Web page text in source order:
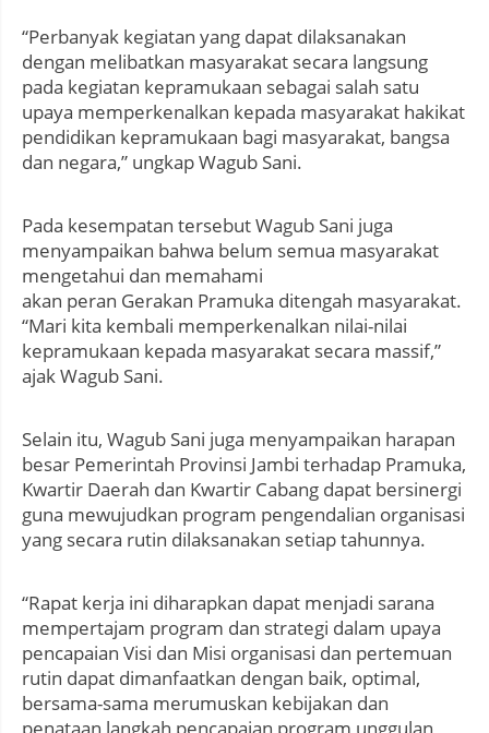
“Perbanyak kegiatan yang dapat dilaksanakan
dengan melibatkan masyarakat secara langsung
pada kegiatan kepramukaan sebagai salah satu
upaya memperkenalkan kepada masyarakat hakikat
pendidikan kepramukaan bagi masyarakat, bangsa
dan negara,” ungkap Wagub Sani.
Pada kesempatan tersebut Wagub Sani juga
menyampaikan bahwa belum semua masyarakat
mengetahui dan memahami
akan peran Gerakan Pramuka ditengah masyarakat.
“Mari kita kembali memperkenalkan nilai-nilai
kepramukaan kepada masyarakat secara massif,”
ajak Wagub Sani.
Selain itu, Wagub Sani juga menyampaikan harapan
besar Pemerintah Provinsi Jambi terhadap Pramuka,
Kwartir Daerah dan Kwartir Cabang dapat bersinergi
guna mewujudkan program pengendalian organisasi
yang secara rutin dilaksanakan setiap tahunnya.
“Rapat kerja ini diharapkan dapat menjadi sarana
mempertajam program dan strategi dalam upaya
pencapaian Visi dan Misi organisasi dan pertemuan
rutin dapat dimanfaatkan dengan baik, optimal,
bersama-sama merumuskan kebijakan dan
penataan langkah pencapaian program unggulan